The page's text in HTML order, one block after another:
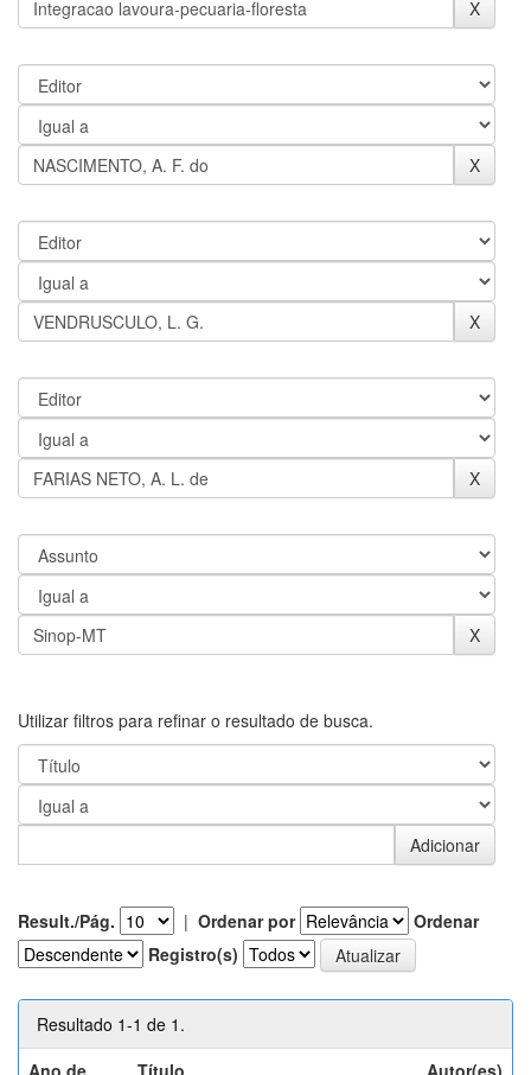
Utilizar filtros para refinar o resultado de busca.
Result./Pág. | Ordenar por
Ordenar
Registro(s)
Resultado 1-1 de 1.
Ano de
Título Autor(es)